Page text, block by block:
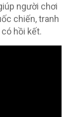
người chơi
chiến, tranh
hồi kết.